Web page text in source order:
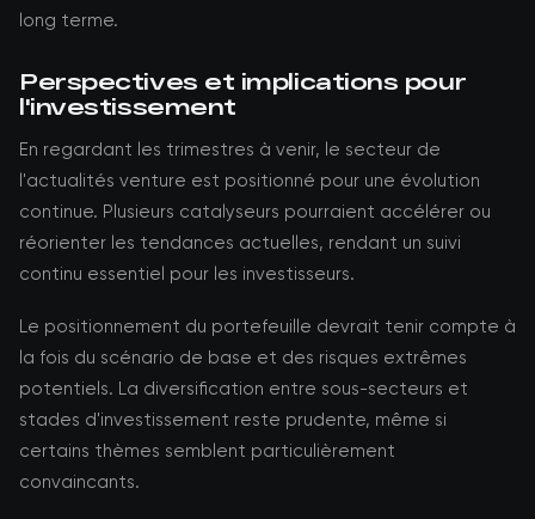
long terme.
Perspectives et implications pour
l'investissement
En regardant les trimestres à venir, le secteur de
l'actualités venture est positionné pour une évolution
continue. Plusieurs catalyseurs pourraient accélérer ou
réorienter les tendances actuelles, rendant un suivi
continu essentiel pour les investisseurs.
Le positionnement du portefeuille devrait tenir compte à
la fois du scénario de base et des risques extrêmes
potentiels. La diversification entre sous-secteurs et
stades d'investissement reste prudente, même si
certains thèmes semblent particulièrement
convaincants.